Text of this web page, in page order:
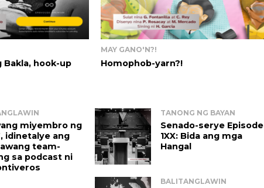
Bakla, hook-up
MAY GANO'N?!
Homophob-yarn?!
miyembro ng
idinetalye ang
team-
sa podcast ni
TANONG NG BAYAN
Senado-serye Episode
1XX: Bida ang mga
Hangal
BALITANGLAWIN